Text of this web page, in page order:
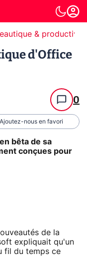
& productivité
d'Office
0
nous en favori
bêta de sa
conçues pour
de la
expliquait qu'un
fil du temps ce